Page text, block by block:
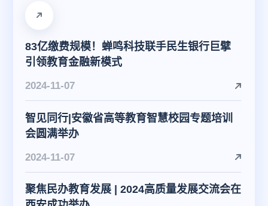
83亿缴费规模！蝉鸣科技联手民生银行巨擘
引领教育金融新模式
2024-11-07
智见同行|安徽省高等教育智慧校园专题培训
会圆满举办
2024-11-07
聚焦民办教育发展 | 2024高质量发展交流会在